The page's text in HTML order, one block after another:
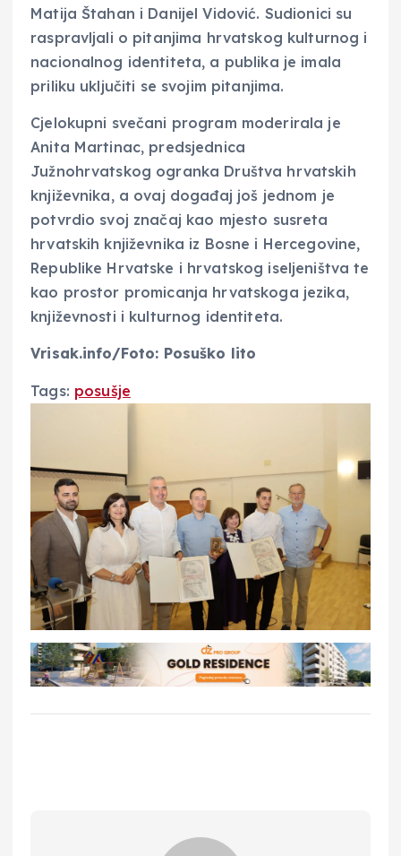
Matija Štahan i Danijel Vidović. Sudionici su
raspravljali o pitanjima hrvatskog kulturnog i
nacionalnog identiteta, a publika je imala
priliku uključiti se svojim pitanjima.
Cjelokupni svečani program moderirala je
Anita Martinac, predsjednica
Južnohrvatskog ogranka Društva hrvatskih
književnika, a ovaj događaj još jednom je
potvrdio svoj značaj kao mjesto susreta
hrvatskih književnika iz Bosne i Hercegovine,
Republike Hrvatske i hrvatskog iseljeništva te
kao prostor promicanja hrvatskoga jezika,
književnosti i kulturnog identiteta.
Vrisak.info/Foto: Posuško lito
Tags: posušje